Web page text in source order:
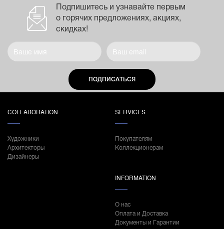
Подпишитесь и узнавайте первым
о горячих предложениях, акциях,
скидках!
ПОДПИСАТЬСЯ
COLLABORATION
Художники
Архитекторы
Дизайнеры
SERVICES
Покупателям
Коллекционерам
INFORMATION
О нас
Оплата и Доставка
Документы и Гарантии